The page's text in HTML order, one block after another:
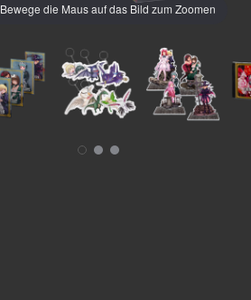
Bewege die Maus auf das Bild zum Zoomen